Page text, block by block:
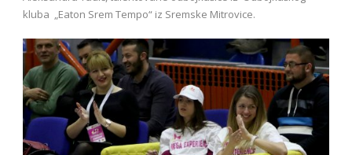
kluba „Eaton Srem Tempo“ iz Sremske Mitrovice.